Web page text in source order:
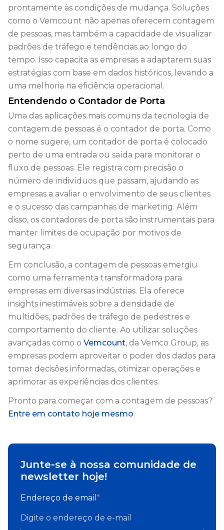
prontamente às condições de mudança. Soluções
como o Vemcount não apenas oferecem contagem
de pessoas, mas também a capacidade de visualizar
padrões de tráfego e tendências ao longo do
tempo. Isso capacita as empresas a adaptarem suas
estratégias com base em dados históricos, levando a
uma melhoria na eficiência operacional.
Entendendo o Contador de Porta
Uma das aplicações mais comuns da tecnologia de
contagem de pessoas é o contador de porta. Como
o nome sugere, um contador de porta é colocado
perto de uma entrada ou saída para monitorar o
fluxo de pessoas. Ele registra com precisão o
número de indivíduos que passam, ajudando as
empresas a avaliar o envolvimento de seus clientes
e o sucesso das campanhas de marketing. Além
disso, os contadores de porta são instrumentais para
manter limites de ocupação por motivos de
segurança.
Em conclusão, a contagem de pessoas emergiu
como uma ferramenta transformadora para
empresas em diversas indústrias. Ela oferece
insights inestimáveis sobre a densidade de
multidões, padrões de tráfego de pedestres e
comportamento do cliente. Ao utilizar soluções
avançadas como o Vemcount, da Vemco Group, as
empresas podem aproveitar o poder dos dados para
tomar decisões informadas, otimizar operações e
aprimorar as experiências dos clientes.
Pronto para começar com a contagem de pessoas?
Entre em contato hoje mesmo.
Junte-se à nossa comunidade de
newsletter hoje!
Endereço de email *